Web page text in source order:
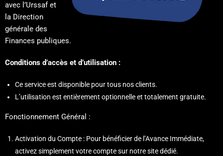
avec l’Urssaf et
la Direction
générale des
Finances publiques.
Conditions d’accès et d’utilisation :
Ce service est disponible pour tous nos clients.
L’utilisation est entièrement optionnelle et totalement gratuite.
Fonctionnement Général :
Activation du Compte : Pour bénéficier de l’Avance Immédiate,
activez simplement votre compte sur notre site dédié.
100% GRATUITE
Exclusivement pour les nouveaux clients.
Sans engagement. Sans conditions.